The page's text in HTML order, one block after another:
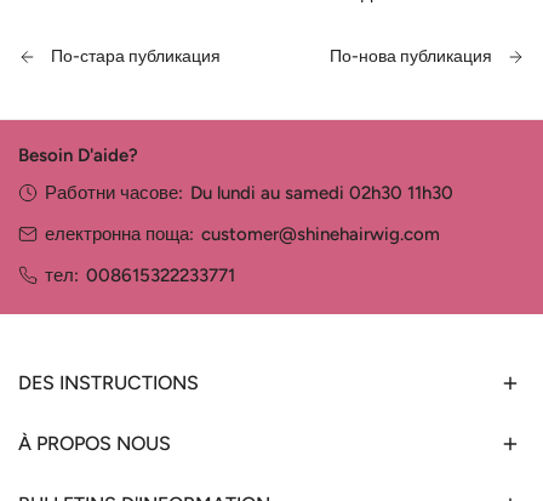
По-стара публикация По-нова публикация
Besoin D'aide?
Работни часове: Du lundi au samedi 02h30 11h30
електронна поща: customer@shinehairwig.com
тел: 008615322233771
DES INSTRUCTIONS
À PROPOS NOUS